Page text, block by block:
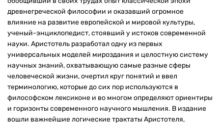
древнегреческой философии и оказавший огромное
влияние на развитие европейской и мировой культуры,
ученый-энциклопедист, стоявший у истоков современной
науки. Аристотель разработал одну из первых
универсальных моделей мироздания и целостную систему
научных знаний, охватывающую самые разные сферы
человеческой жизни, очертил круг понятий и ввел
терминологию, которые до сих пор используются в
философском лексиконе и во многом определяют ориентиры
и горизонты современного научного мышления. В издание
вошли важнейшие логические трактаты Аристотеля,